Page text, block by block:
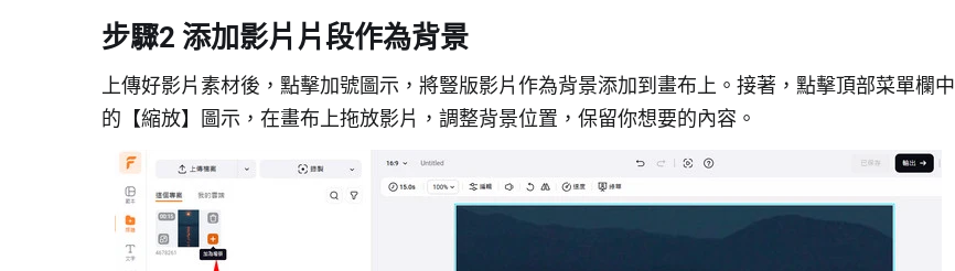
步驟2 添加影片片段作為背景
上傳好影片素材後，點擊加號圖示，將豎版影片作為背景添加到畫布上。接著，點擊頂部菜單欄中
的【縮放】圖示，在畫布上拖放影片，調整背景位置，保留你想要的內容。